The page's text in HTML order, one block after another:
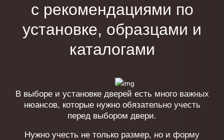
с рекомендациями по
установке, образцами и
каталогами
В выборе и установке дверей есть много важных
нюансов, которые нужно обязательно учесть
перед выбором двери.
Нужно учесть не только размер, но и форму